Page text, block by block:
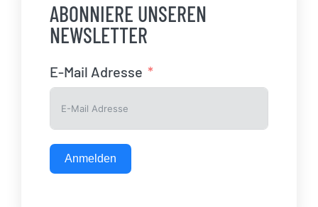
ABONNIERE UNSEREN
NEWSLETTER
E-Mail Adresse
Anmelden